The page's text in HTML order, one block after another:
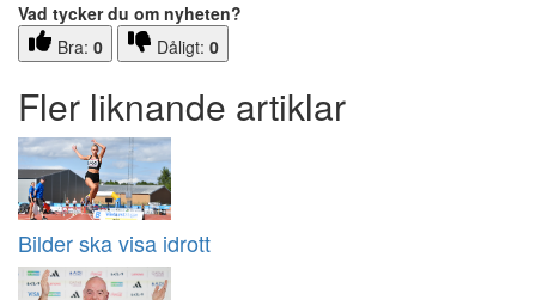
Vad tycker du om nyheten?
Bra: 0 Dåligt: 0
Fler liknande artiklar
Bilder ska visa idrott